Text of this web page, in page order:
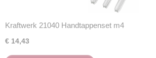
Kraftwerk 21040 Handtappenset m4
€ 14,43